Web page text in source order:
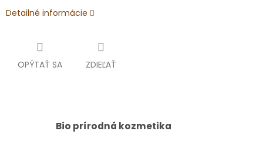
Detailné informácie
OPÝTAŤ SA ZDIEĽAŤ
Bio prírodná kozmetika